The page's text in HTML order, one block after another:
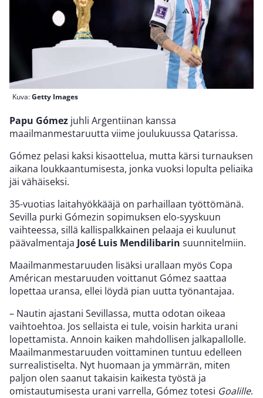
Kuva:Getty Images
Papu Gómez juhli Argentiinan kanssa
maailmanmestaruutta viime joulukuussa Qatarissa.
Gómez pelasi kaksi kisaottelua, mutta kärsi turnauksen
aikana loukkaantumisesta, jonka vuoksi lopulta peliaika
jäi vähäiseksi.
35-vuotias laitahyökkääjä on parhaillaan työttömänä.
Sevilla purki Gómezin sopimuksen elo-syyskuun
vaihteessa, sillä kallispalkkainen pelaaja ei kuulunut
päävalmentaja José Luis Mendilibarin suunnitelmiin.
Maailmanmestaruuden lisäksi urallaan myös Copa
Américan mestaruuden voittanut Gómez saattaa
lopettaa uransa, ellei löydä pian uutta työnantajaa.
– Nautin ajastani Sevillassa, mutta odotan oikeaa
vaihtoehtoa. Jos sellaista ei tule, voisin harkita urani
lopettamista. Annoin kaiken mahdollisen jalkapallolle.
Maailmanmestaruuden voittaminen tuntuu edelleen
surrealistiselta. Nyt huomaan ja ymmärrän, miten
paljon olen saanut takaisin kaikesta työstä ja
omistautumisesta urani varrella, Gómez totesi Goalille.